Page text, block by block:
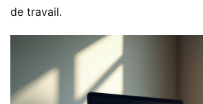
de travail.